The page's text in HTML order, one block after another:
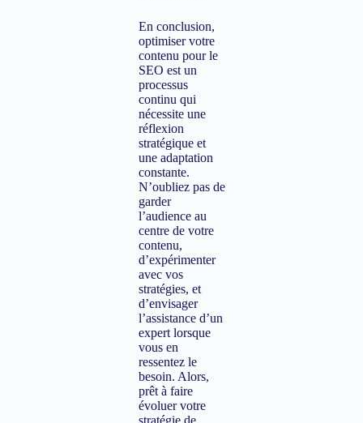
En conclusion,
optimiser votre
contenu pour le
SEO est un
processus
continu qui
nécessite une
réflexion
stratégique et
une adaptation
constante.
N’oubliez pas de
garder
l’audience au
centre de votre
contenu,
d’expérimenter
avec vos
stratégies, et
d’envisager
l’assistance d’un
expert lorsque
vous en
ressentez le
besoin. Alors,
prêt à faire
évoluer votre
stratégie de